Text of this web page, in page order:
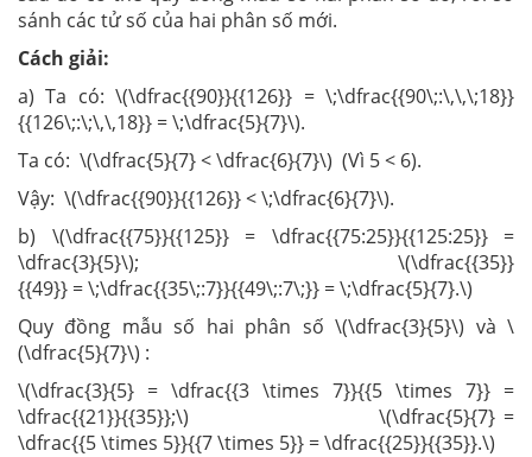
sánh các tử số của hai phân số mới.
Cách giải:
a) Ta có: \(\dfrac{{90}}{{126}} = \;\dfrac{{90\;:\,\,\;18}}
{{126\;:\;\,\,18}} = \;\dfrac{5}{7}\).
Ta có: \(\dfrac{5}{7} < \dfrac{6}{7}\) (Vì 5 < 6).
Vậy: \(\dfrac{{90}}{{126}} < \;\dfrac{6}{7}\).
b) \(\dfrac{{75}}{{125}} = \dfrac{{75:25}}{{125:25}} =
\dfrac{3}{5}\); \(\dfrac{{35}}
{{49}} = \;\dfrac{{35\;:7}}{{49\;:7\;}} = \;\dfrac{5}{7}.\)
Quy đồng mẫu số hai phân số \(\dfrac{3}{5}\) và \
(\dfrac{5}{7}\) :
\(\dfrac{3}{5} = \dfrac{{3 \times 7}}{{5 \times 7}} =
\dfrac{{21}}{{35}};\) \(\dfrac{5}{7} =
\dfrac{{5 \times 5}}{{7 \times 5}} = \dfrac{{25}}{{35}}.\)